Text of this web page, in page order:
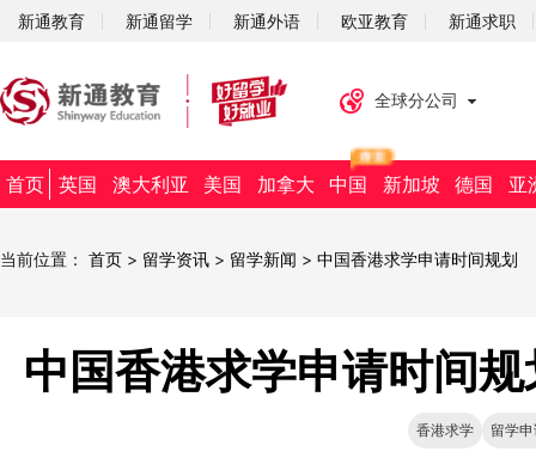
新通教育 新通留学 新通外语 欧亚教育 新通求职
全球分公司
首页 英国 澳大利亚 美国 加拿大 中国 新加坡 德国 亚
当前位置： 首页 > 留学资讯 > 留学新闻 > 中国香港求学申请时间规划
中国香港求学申请时间规
香港求学 留学